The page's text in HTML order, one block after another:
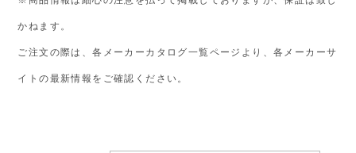
かねます。
ご注文の際は、各メーカーカタログ一覧ページより、各メーカーサ
イトの最新情報をご確認ください。